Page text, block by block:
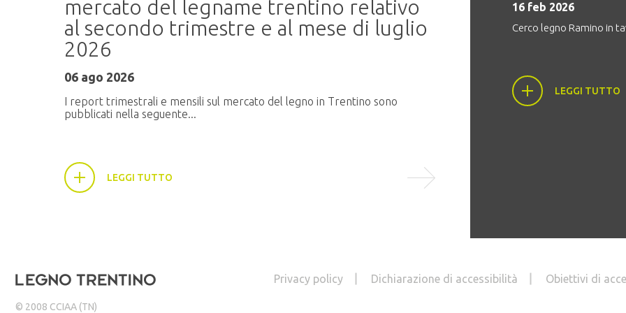
mercato del legname trentino relativo
al secondo trimestre e al mese di luglio
2026
06 ago 2026
I report trimestrali e mensili sul mercato del legno in Trentino sono
pubblicati nella seguente...
LEGGI TUTTO
naturalità alla
20 mag 2026
03 giu 2026 16 feb 2026
Cerco legno Ramino in
LEGGI TUTTO
© 2008 CCIAA (TN)
Privacy policy Dichiarazione di accessibilità Obiettivi di